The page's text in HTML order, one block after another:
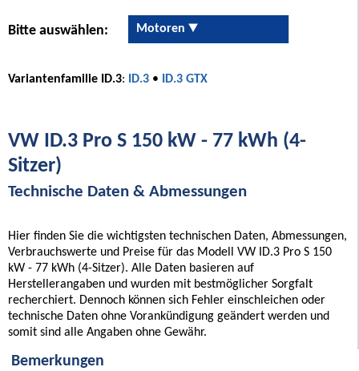
Bitte auswählen: Motoren
Variantenfamilie ID.3: ID.3 • ID.3 GTX
VW ID.3 Pro S 150 kW - 77 kWh (4-
Sitzer)
Technische Daten & Abmessungen
Hier finden Sie die wichtigsten technischen Daten, Abmessungen,
Verbrauchswerte und Preise für das Modell VW ID.3 Pro S 150
kW - 77 kWh (4-Sitzer). Alle Daten basieren auf
Herstellerangaben und wurden mit bestmöglicher Sorgfalt
recherchiert. Dennoch können sich Fehler einschleichen oder
technische Daten ohne Vorankündigung geändert werden und
somit sind alle Angaben ohne Gewähr.
Bemerkungen